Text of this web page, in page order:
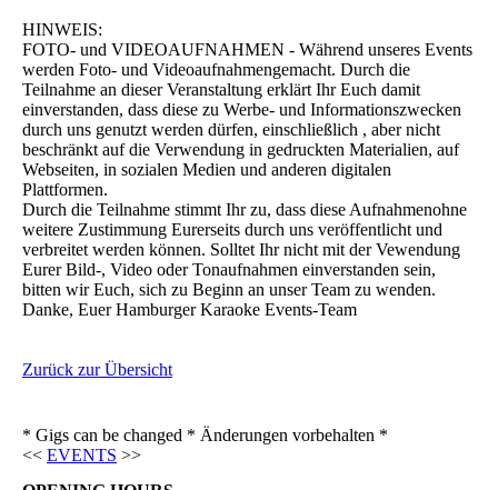
HINWEIS:
FOTO- und VIDEOAUFNAHMEN - Während unseres Events
werden Foto- und Videoaufnahmengemacht. Durch die
Teilnahme an dieser Veranstaltung erklärt Ihr Euch damit
einverstanden, dass diese zu Werbe- und Informationszwecken
durch uns genutzt werden dürfen, einschließlich , aber nicht
beschränkt auf die Verwendung in gedruckten Materialien, auf
Webseiten, in sozialen Medien und anderen digitalen
Plattformen.
Durch die Teilnahme stimmt Ihr zu, dass diese Aufnahmenohne
weitere Zustimmung Eurerseits durch uns veröffentlicht und
verbreitet werden können. Solltet Ihr nicht mit der Vewendung
Eurer Bild-, Video oder Tonaufnahmen einverstanden sein,
bitten wir Euch, sich zu Beginn an unser Team zu wenden.
Danke, Euer Hamburger Karaoke Events-Team
Zurück zur Übersicht
* Gigs can be changed * Änderungen vorbehalten *
<< EVENTS >>